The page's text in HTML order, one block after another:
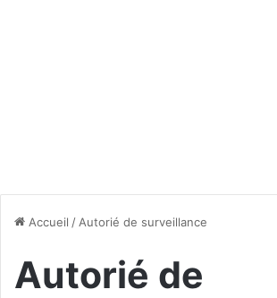
Accueil / Autorié de surveillance
Autorié de